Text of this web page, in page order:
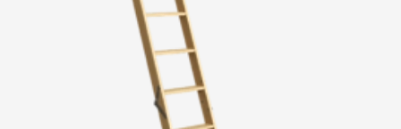
Металлические водосточные системы
Чердачные лестницы